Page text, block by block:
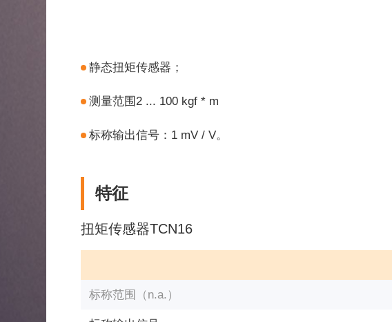
静态扭矩传感器；
测量范围2 ... 100 kgf * m
标称输出信号：1 mV / V。
特征
扭矩传感器TCN16
标称范围（n.a.）